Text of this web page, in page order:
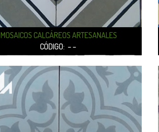
MOSAICOS CALCÁREOS ARTESANALES
CÓDIGO: – –